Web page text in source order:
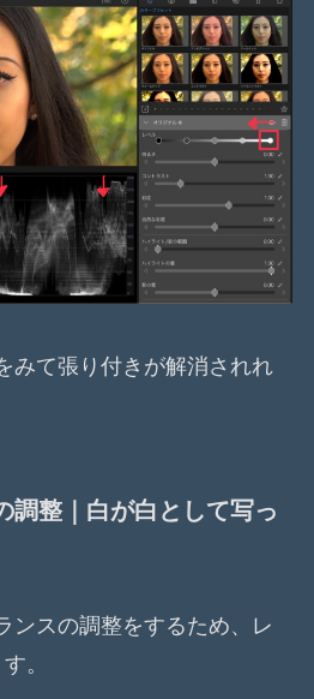
みて張り付きが解消されれ
調整｜白が白として写っ
ンスの調整をするため、レ
。